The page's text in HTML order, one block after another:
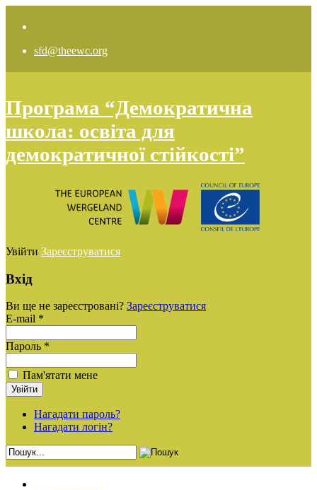
sfd@theewc.org
Програма “Демократична
школа: освіта для
демократичної стійкості”
Увійти Зареєструватися
Вхід
Ви ще не зареєстровані? Зареєструватися
E-mail *
Пароль *
Пам'ятати мене
Нагадати пароль?
Нагадати логін?